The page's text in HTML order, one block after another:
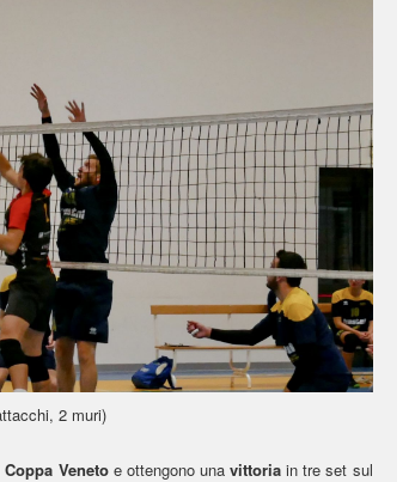
2 muri)
Coppa Venetoe ottengono unavittoria in tre set sul